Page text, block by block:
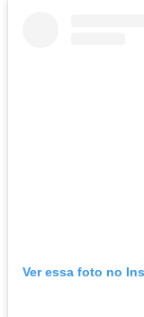
Ver essa foto no